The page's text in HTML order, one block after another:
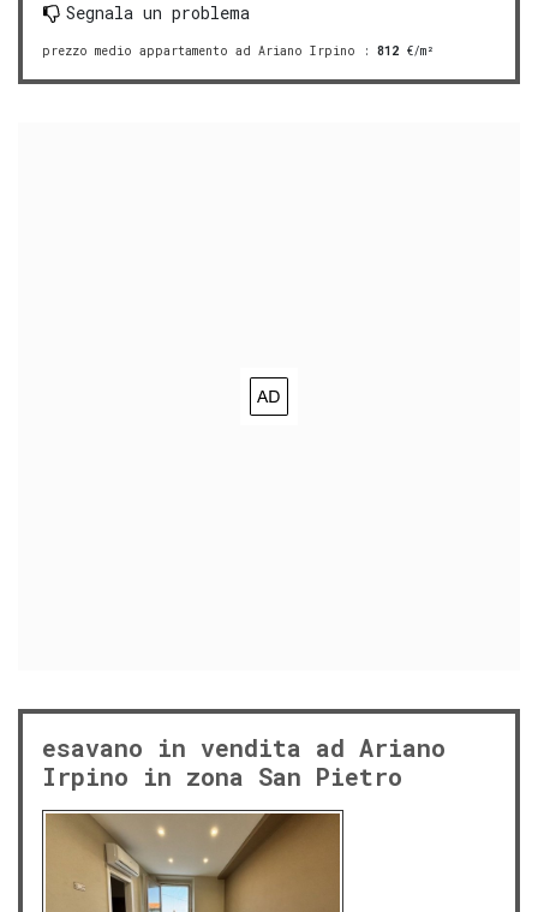
Segnala un problema
prezzo medio appartamento ad Ariano Irpino : 812 €/m²
esavano in vendita ad Ariano
Irpino in zona San Pietro